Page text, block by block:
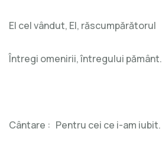
El cel vândut, El, răscumpărătorul
Întregi omenirii, întregului pământ.
Cântare : Pentru cei ce i-am iubit.